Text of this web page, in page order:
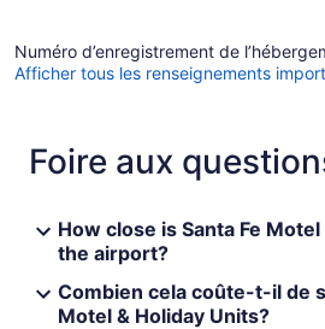
Numéro d’enregistrement de
Afficher tous les renseignements
Foire aux
How close is Santa Fe
the airport?
Combien cela coûte-t-il de
Motel & Holiday Units?